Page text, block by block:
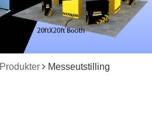
Produkter Messeutstilling